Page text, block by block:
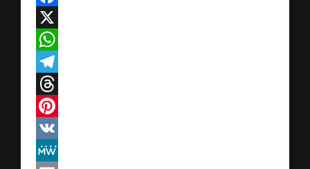
Facebook
X
WhatsApp
Telegram
Threads
Pinterest
VK